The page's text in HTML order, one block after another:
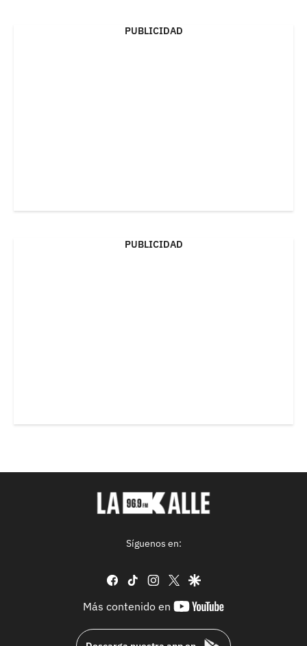
PUBLICIDAD
PUBLICIDAD
Síguenos en:
facebook
tiktok instagram
twittergoogle
Más contenido en
youtube-